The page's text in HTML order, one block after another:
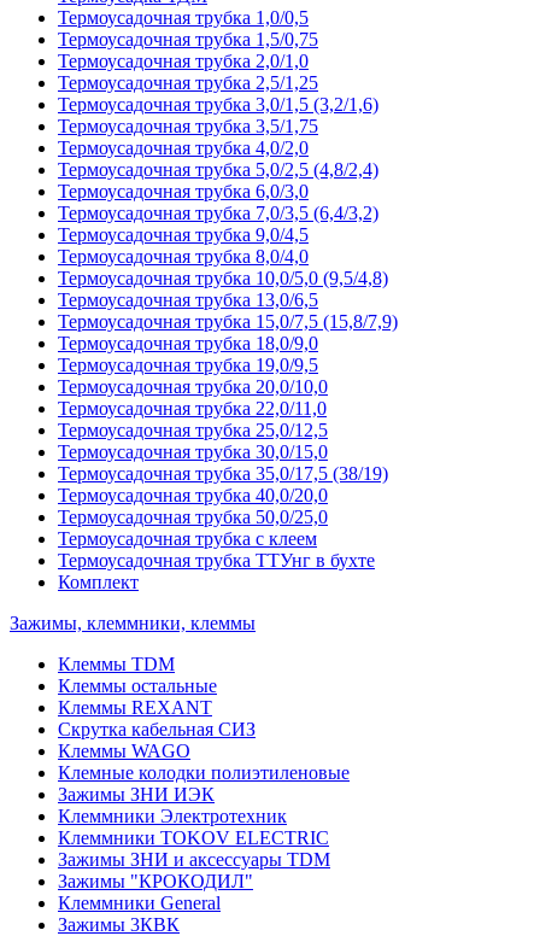
Термоусадочная трубка 1,0/0,5
Термоусадочная трубка 1,5/0,75
Термоусадочная трубка 2,0/1,0
Термоусадочная трубка 2,5/1,25
Термоусадочная трубка 3,0/1,5 (3,2/1,6)
Термоусадочная трубка 3,5/1,75
Термоусадочная трубка 4,0/2,0
Термоусадочная трубка 5,0/2,5 (4,8/2,4)
Термоусадочная трубка 6,0/3,0
Термоусадочная трубка 7,0/3,5 (6,4/3,2)
Термоусадочная трубка 9,0/4,5
Термоусадочная трубка 8,0/4,0
Термоусадочная трубка 10,0/5,0 (9,5/4,8)
Термоусадочная трубка 13,0/6,5
Термоусадочная трубка 15,0/7,5 (15,8/7,9)
Термоусадочная трубка 18,0/9,0
Термоусадочная трубка 19,0/9,5
Термоусадочная трубка 20,0/10,0
Термоусадочная трубка 22,0/11,0
Термоусадочная трубка 25,0/12,5
Термоусадочная трубка 30,0/15,0
Термоусадочная трубка 35,0/17,5 (38/19)
Термоусадочная трубка 40,0/20,0
Термоусадочная трубка 50,0/25,0
Термоусадочная трубка с клеем
Термоусадочная трубка ТТУнг в бухте
Комплект
Зажимы, клеммники, клеммы
Клеммы TDM
Клеммы остальные
Клеммы REXANT
Скрутка кабельная СИЗ
Клеммы WAGO
Клемные колодки полиэтиленовые
Зажимы ЗНИ ИЭК
Клеммники Электротехник
Клеммники TOKOV ELECTRIC
Зажимы ЗНИ и аксессуары TDM
Зажимы "КРОКОДИЛ"
Клеммники General
Зажимы 3КВК